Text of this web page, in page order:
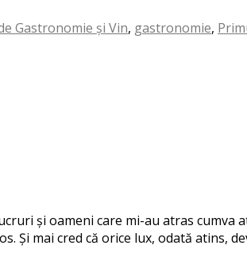
Gastronomie și Vin, gastronomie,
și oameni care mi-au atras
Și mai cred că orice lux, odată atins,